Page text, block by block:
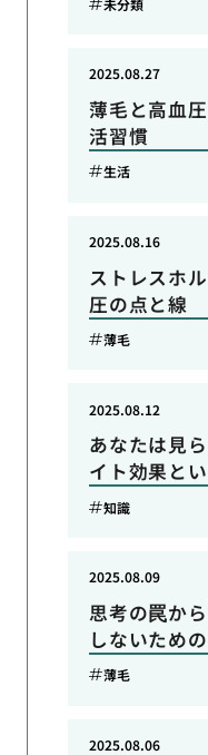
薄毛と高血
活習慣
2025.08.27
生活
ストレスホ
圧の点と線
2025.08.16
薄毛
あなたは見
イト効果と
2025.08.12
知識
思考の罠か
しないため
2025.08.09
薄毛
2025.08.06